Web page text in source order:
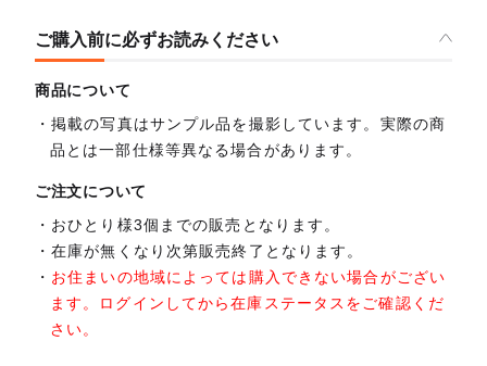
ご購入前に必ずお読みください
商品について
掲載の写真はサンプル品を撮影しています。実際の商
品とは一部仕様等異なる場合があります。
ご注文について
おひとり様3個までの販売となります。
在庫が無くなり次第販売終了となります。
お住まいの地域によっては購入できない場合がござい
ます。ログインしてから在庫ステータスをご確認くだ
さい。